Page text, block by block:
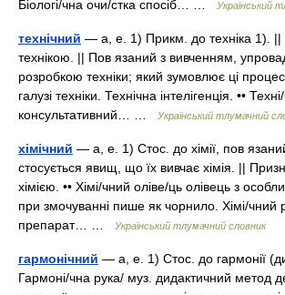
Біологі/чна очи/стка спосіб… …
Український
технічний — а, е. 1) Прикм. до техніка 1). ||
технікою. || Пов язаний з вивченням,
розробкою техніки; який зумовлює ці
галузі техніки. Технічна інтелігенція. ••
консультативний… …
Український тлумачний
хімічний — а, е. 1) Стос. до хімії, пов
стосується явищ, що їх вивчає хімія. ||
хімією. •• Хімі/чний оліве/ць олівець з
при змочуванні пише як чорнило. Хімі/чний
препарат… …
Український тлумачний словник
гармонічний — а, е. 1) Стос. до гармонії
Гармоні/чна рука/ муз. дидактичний метод